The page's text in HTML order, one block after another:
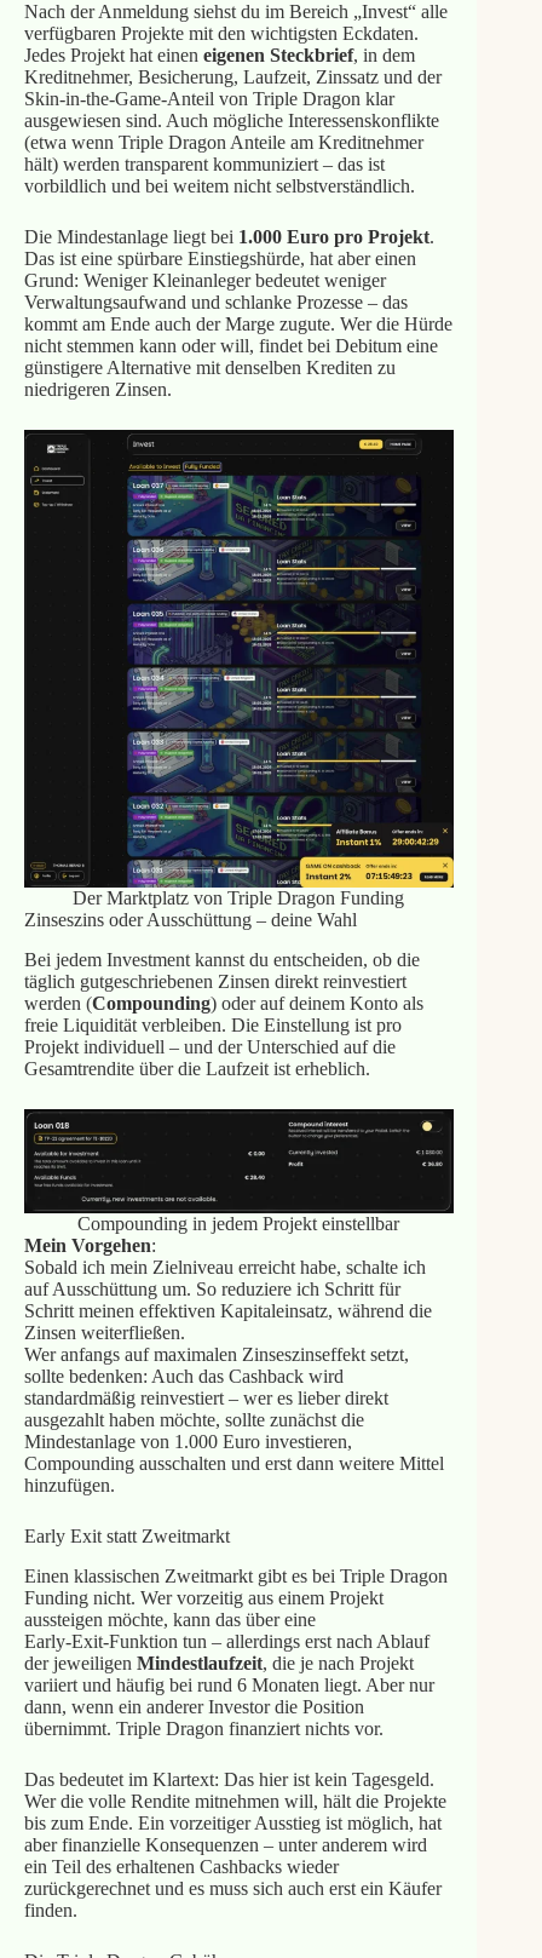
Nach der Anmeldung siehst du im Bereich „Invest“ alle
verfügbaren Projekte mit den wichtigsten Eckdaten.
Jedes Projekt hat einen eigenen Steckbrief, in dem
Kreditnehmer, Besicherung, Laufzeit, Zinssatz und der
Skin‑in‑the‑Game‑Anteil von Triple Dragon klar
ausgewiesen sind. Auch mögliche Interessenskonflikte
(etwa wenn Triple Dragon Anteile am Kreditnehmer
hält) werden transparent kommuniziert – das ist
vorbildlich und bei weitem nicht selbstverständlich.
Die Mindestanlage liegt bei 1.000 Euro pro Projekt.
Das ist eine spürbare Einstiegshürde, hat aber einen
Grund: Weniger Kleinanleger bedeutet weniger
Verwaltungsaufwand und schlanke Prozesse – das
kommt am Ende auch der Marge zugute. Wer die Hürde
nicht stemmen kann oder will, findet bei Debitum eine
günstigere Alternative mit denselben Krediten zu
niedrigeren Zinsen.
Der Marktplatz von Triple Dragon Funding
Zinseszins oder Ausschüttung – deine Wahl
Bei jedem Investment kannst du entscheiden, ob die
täglich gutgeschriebenen Zinsen direkt reinvestiert
werden (Compounding) oder auf deinem Konto als
freie Liquidität verbleiben. Die Einstellung ist pro
Projekt individuell – und der Unterschied auf die
Gesamtrendite über die Laufzeit ist erheblich.
Compounding in jedem Projekt einstellbar
Mein Vorgehen:
Sobald ich mein Zielniveau erreicht habe, schalte ich
auf Ausschüttung um. So reduziere ich Schritt für
Schritt meinen effektiven Kapitaleinsatz, während die
Zinsen weiterfließen.
Wer anfangs auf maximalen Zinseszinseffekt setzt,
sollte bedenken: Auch das Cashback wird
standardmäßig reinvestiert – wer es lieber direkt
ausgezahlt haben möchte, sollte zunächst die
Mindestanlage von 1.000 Euro investieren,
Compounding ausschalten und erst dann weitere Mittel
hinzufügen.
Early Exit statt Zweitmarkt
Einen klassischen Zweitmarkt gibt es bei Triple Dragon
Funding nicht. Wer vorzeitig aus einem Projekt
aussteigen möchte, kann das über eine
Early‑Exit‑Funktion tun – allerdings erst nach Ablauf
der jeweiligen Mindestlaufzeit, die je nach Projekt
variiert und häufig bei rund 6 Monaten liegt. Aber nur
dann, wenn ein anderer Investor die Position
übernimmt. Triple Dragon finanziert nichts vor.
Das bedeutet im Klartext: Das hier ist kein Tagesgeld.
Wer die volle Rendite mitnehmen will, hält die Projekte
bis zum Ende. Ein vorzeitiger Ausstieg ist möglich, hat
aber finanzielle Konsequenzen – unter anderem wird
ein Teil des erhaltenen Cashbacks wieder
zurückgerechnet und es muss sich auch erst ein Käufer
finden.